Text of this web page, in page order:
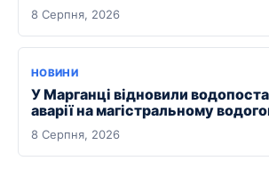
8 Серпня, 2026
НОВИНИ
У Марганці відновили
аварії на магістральному
8 Серпня, 2026